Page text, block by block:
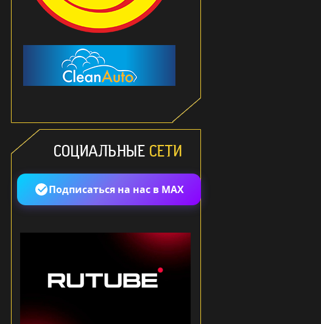
Подписаться на нас в MAX